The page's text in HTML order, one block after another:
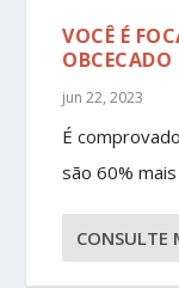
VOCÊ É
OBCECADO
jun 22, 2023
É
são 60%
CONSULTE